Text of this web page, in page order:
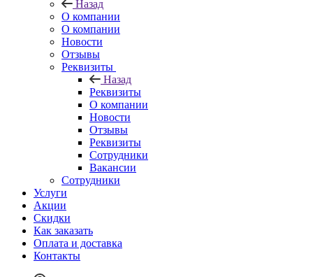
Назад
О компании
О компании
Новости
Отзывы
Реквизиты
Назад
Реквизиты
О компании
Новости
Отзывы
Реквизиты
Сотрудники
Вакансии
Сотрудники
Услуги
Акции
Скидки
Как заказать
Оплата и доставка
Контакты